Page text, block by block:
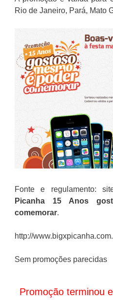
Rio de Janeiro, Pará, Mato
Fonte e regulamento:
Picanha 15 Anos
comemorar.
http://
Sem promoções parecidas
Promoção terminou